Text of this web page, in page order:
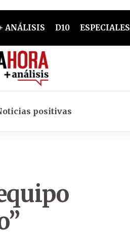
ANÁLISIS D10 ESPECIALES
positivas